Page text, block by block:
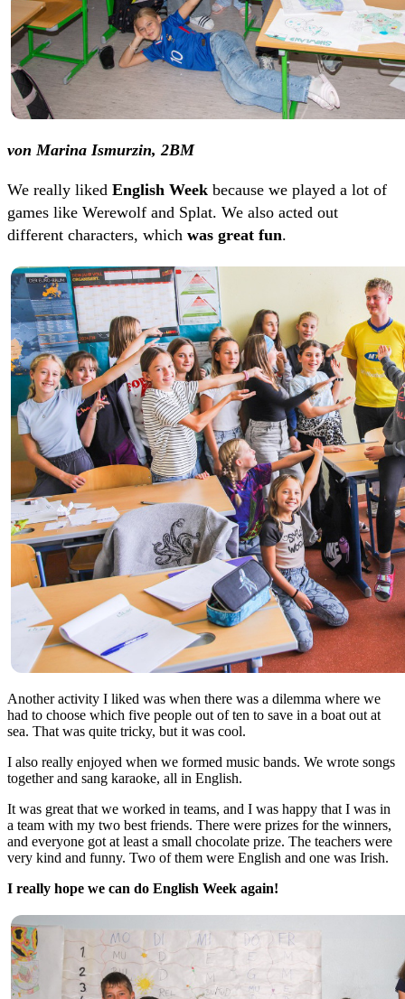
von Marina Ismurzin, 2BM
We really liked English Week because we played a lot of
games like Werewolf and Splat. We also acted out
different characters, which was great fun.
Another activity I liked was when there was a dilemma where we
had to choose which five people out of ten to save in a boat out at
sea. That was quite tricky, but it was cool.
I also really enjoyed when we formed music bands. We wrote songs
together and sang karaoke, all in English.
It was great that we worked in teams, and I was happy that I was in
a team with my two best friends. There were prizes for the winners,
and everyone got at least a small chocolate prize. The teachers were
very kind and funny. Two of them were English and one was Irish.
I really hope we can do English Week again!